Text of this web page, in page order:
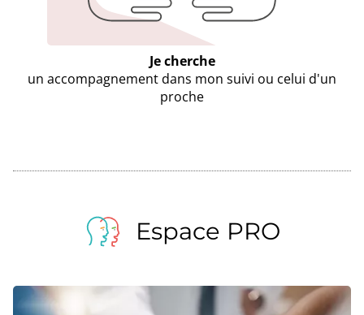
Je cherche
un accompagnement dans mon suivi ou celui d'un
proche
Espace PRO